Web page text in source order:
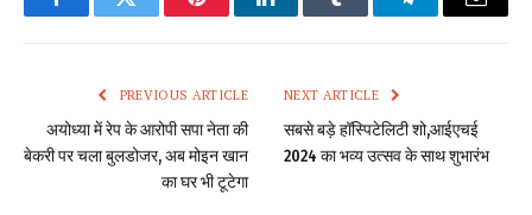
FacebookTwitter PinterestLinkedInTumblr TelegramEmail
PREVIOUS ARTICLE
अयोध्या में रेप के आरोपी सपा नेता की
बेकरी पर चला बुलडोजर, अब मोइन खान
का घर भी टूटेगा
NEXT ARTICLE
सबसे बड़े हॉस्पिटेलिटी शो,आईएचई
2024 का भव्य उत्सव के साथ शुभारंभ